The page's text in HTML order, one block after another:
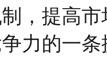
，提高
力的一条